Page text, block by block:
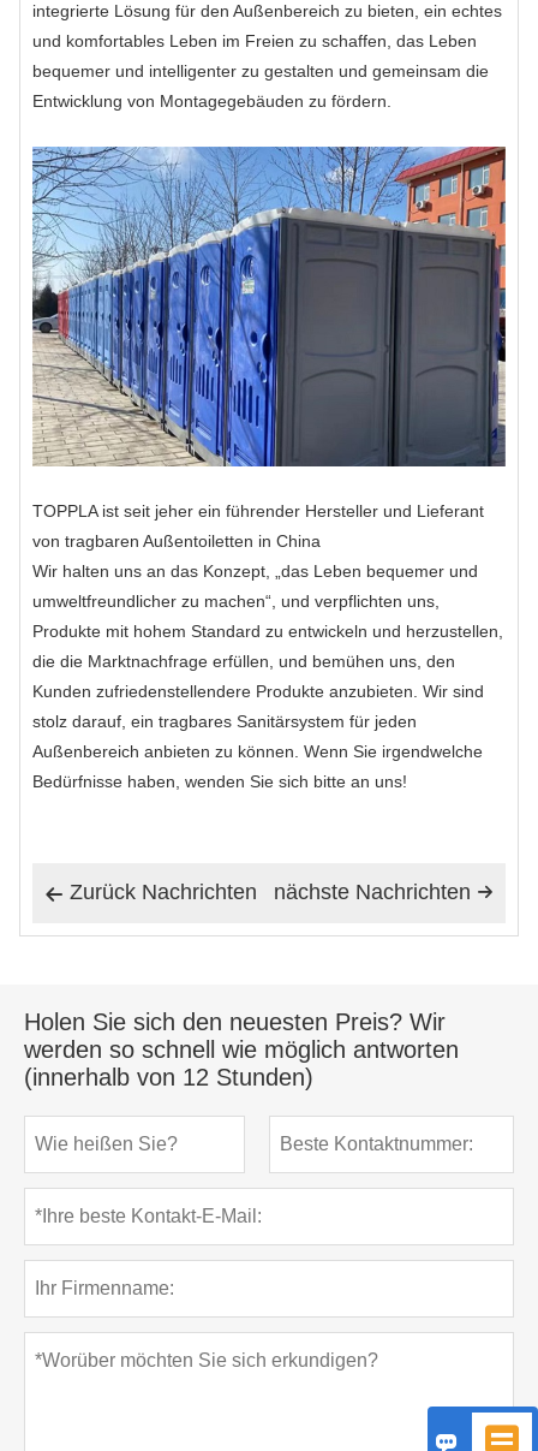
integrierte Lösung für den Außenbereich zu bieten, ein echtes
und komfortables Leben im Freien zu schaffen, das Leben
bequemer und intelligenter zu gestalten und gemeinsam die
Entwicklung von Montagegebäuden zu fördern.
TOPPLA ist seit jeher ein führender Hersteller und Lieferant
von tragbaren Außentoiletten in China
Wir halten uns an das Konzept, „das Leben bequemer und
umweltfreundlicher zu machen“, und verpflichten uns,
Produkte mit hohem Standard zu entwickeln und herzustellen,
die die Marktnachfrage erfüllen, und bemühen uns, den
Kunden zufriedenstellendere Produkte anzubieten. Wir sind
stolz darauf, ein tragbares Sanitärsystem für jeden
Außenbereich anbieten zu können. Wenn Sie irgendwelche
Bedürfnisse haben, wenden Sie sich bitte an uns!
 Zurück Nachrichten 
nächste Nachrichten
Holen Sie sich den neuesten Preis? Wir
werden so schnell wie möglich antworten
(innerhalb von 12 Stunden)
 